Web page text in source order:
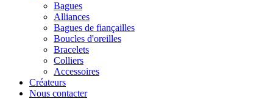
Bagues
Alliances
Bagues de fiançailles
Boucles d'oreilles
Bracelets
Colliers
Accessoires
Créateurs
Nous contacter